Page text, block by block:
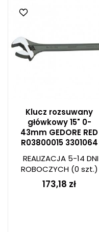
Klucz rozsuwany
główkowy 15" 0-
43mm GEDORE RED
R03800015 3301064
REALIZACJA 5-14 DNI
ROBOCZYCH(0 szt.)
173,18 zł